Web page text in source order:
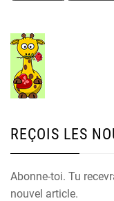
REÇOIS LES
Abonne-toi. Tu
nouvel article.